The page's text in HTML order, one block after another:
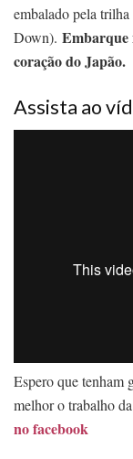
embalado pela trilha
Down). Embarque
coração do Japão.
Assista ao
Espero que tenham
melhor o trabalho da
no facebook